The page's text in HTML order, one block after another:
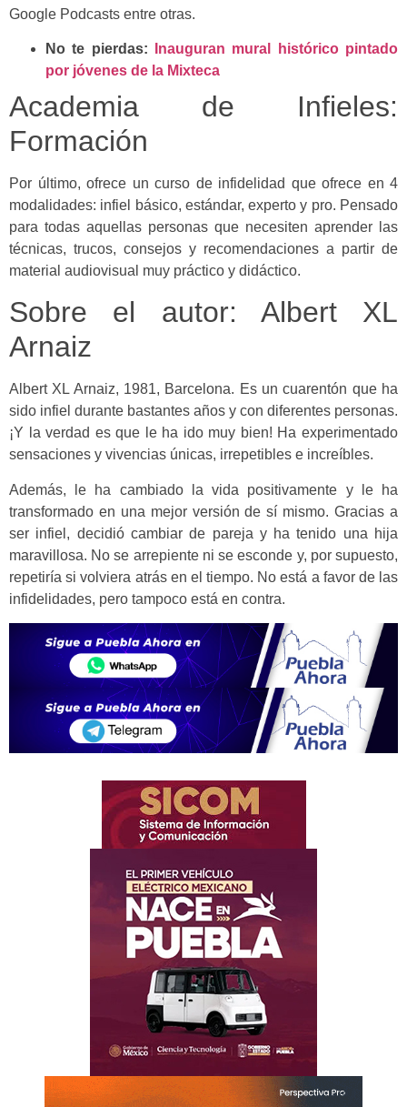
Google Podcasts entre otras.
No te pierdas:
Inauguran mural histórico pintado
por jóvenes de la Mixteca
Academia de Infieles:
Formación
Por último, ofrece un curso de infidelidad que ofrece en 4
modalidades: infiel básico, estándar, experto y pro. Pensado
para todas aquellas personas que necesiten aprender las
técnicas, trucos, consejos y recomendaciones a partir de
material audiovisual muy práctico y didáctico.
Sobre el autor: Albert XL
Arnaiz
Albert XL Arnaiz, 1981, Barcelona. Es un cuarentón que ha
sido infiel durante bastantes años y con diferentes personas.
¡Y la verdad es que le ha ido muy bien! Ha experimentado
sensaciones y vivencias únicas, irrepetibles e increíbles.
Además, le ha cambiado la vida positivamente y le ha
transformado en una mejor versión de sí mismo. Gracias a
ser infiel, decidió cambiar de pareja y ha tenido una hija
maravillosa. No se arrepiente ni se esconde y, por supuesto,
repetiría si volviera atrás en el tiempo. No está a favor de las
infidelidades, pero tampoco está en contra.